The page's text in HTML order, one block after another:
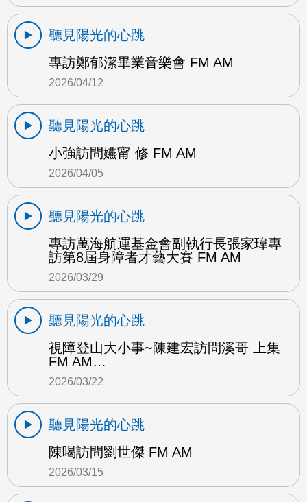
聽見陽光的心跳
專訪鄭郁潔畢業音樂會 FM AM
2026/04/12
聽見陽光的心跳
小強訪問嬿甯 修 FM AM
2026/04/05
聽見陽光的心跳
專訪萬海航運基金會副執行長張家瑋專
訪第8屆身障者才藝大賽 FM AM
2026/03/29
聽見陽光的心跳
視障登山大小事~陳建宏訪問溪哥 上集
FM AM…
2026/03/22
聽見陽光的心跳
陳喝訪問劉世傑 FM AM
2026/03/15